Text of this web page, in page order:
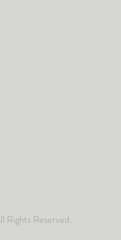
Rights Reserved.